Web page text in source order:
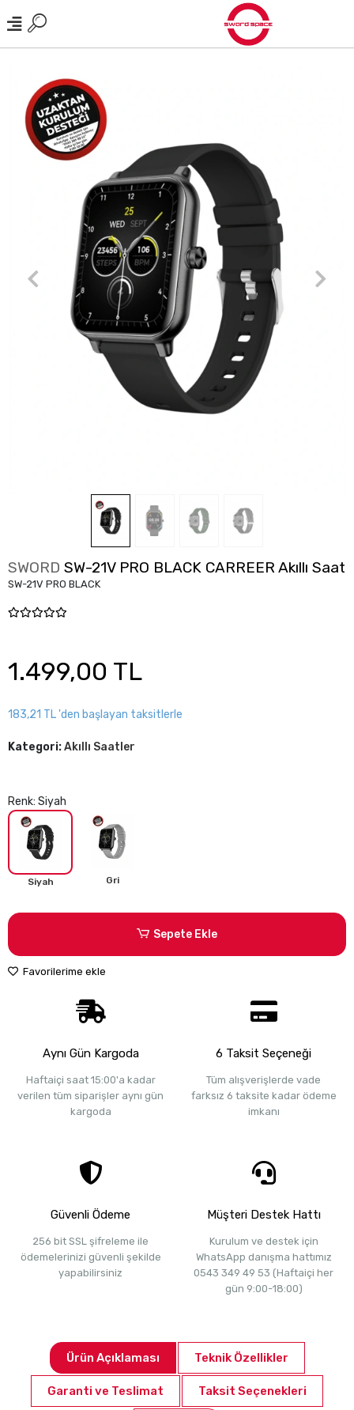
SWORD SW-21V PRO BLACK CARREER Akıllı Saat
SW-21V PRO BLACK
1.499,00 TL
183,21 TL 'den başlayan taksitlerle
Kategori:Akıllı Saatler
Renk: Siyah
Siyah Gri
Sepete Ekle
Favorilerime ekle
Aynı Gün Kargoda
Haftaiçi saat 15:00'a kadar
verilen tüm siparişler aynı gün
kargoda
6 Taksit Seçeneği
Tüm alışverişlerde vade
farksız 6 taksite kadar ödeme
imkanı
Güvenli Ödeme
256 bit SSL şifreleme ile
ödemelerinizi güvenli şekilde
yapabilirsiniz
Müşteri Destek Hattı
Kurulum ve destek için
WhatsApp danışma hattımız
0543 349 49 53 (Haftaiçi her
gün 9:00-18:00)
Ürün Açıklaması Teknik Özellikler
Garanti ve Teslimat Taksit Seçenekleri